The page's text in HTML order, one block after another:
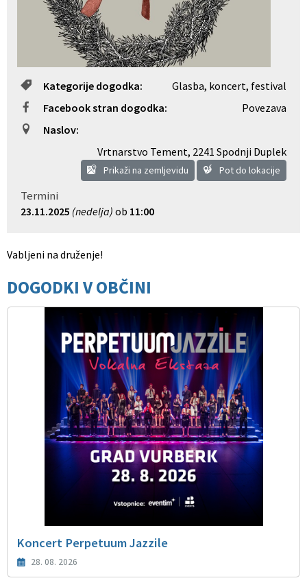
Kategorije dogodka:
Glasba, koncert, festival
Facebook stran dogodka:
Povezava
Naslov:
Vrtnarstvo Tement, 2241 Spodnji Duplek
Prikaži na zemljevidu Pot do lokacije
Termini
23.11.2025 (nedelja) ob 11:00
Vabljeni na druženje!
DOGODKI V OBČINI
Koncert Perpetuum Jazzile
28. 08. 2026